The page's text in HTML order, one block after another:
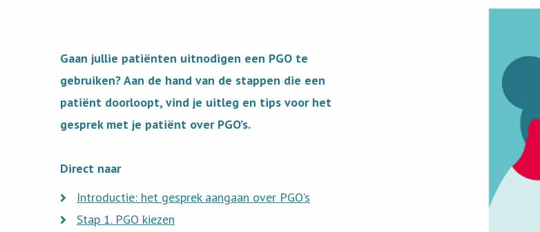
View
Gaan jullie patiënten uitnodigen een PGO te
gebruiken? Aan de hand van de stappen die een
patiënt doorloopt, vind je uitleg en tips voor het
gesprek met je patiënt over PGO’s.
Direct naar
Read
more
Introductie: het gesprek aangaan over PGO's
Read
Stap 1. PGO kiezen